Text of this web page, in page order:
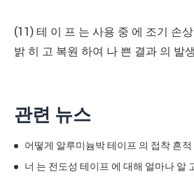
(11) 테 이 프 는 사용 중 에 조기 손
밝 히 고 복원 하여 나 쁜 결과 의 발
관련 뉴스
어떻게 알루미늄박 테이프 의 접착 흔적
너 는 전도성 테이프 에 대해 얼마나 알